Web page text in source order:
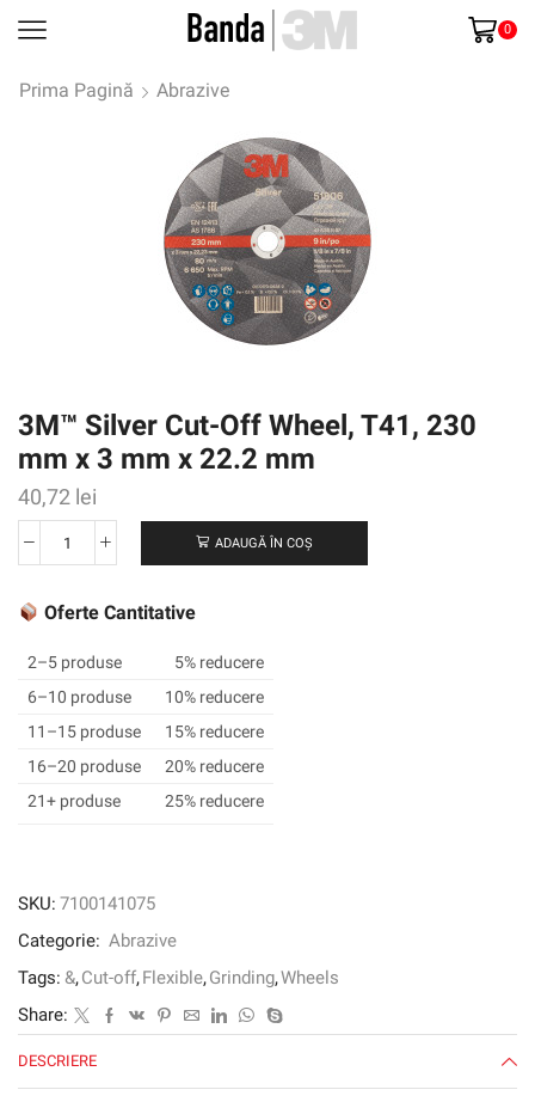
0
Prima Pagină Abrazive
3M™ Silver Cut-Off Wheel, T41, 230
mm x 3 mm x 22.2 mm
40,72 lei
Cantitate
Silver
Off
Wheel,
T41,
230
mm
22.2
ADAUGĂ ÎN COȘ
Oferte Cantitative
2–5 produse
5% reducere
6–10 produse
10% reducere
11–15 produse
15% reducere
16–20 produse
20% reducere
21+ produse
25% reducere
SKU: 7100141075
Categorie: Abrazive
Tags: &,Cut-off,Flexible,Grinding,Wheels
Share:
DESCRIERE